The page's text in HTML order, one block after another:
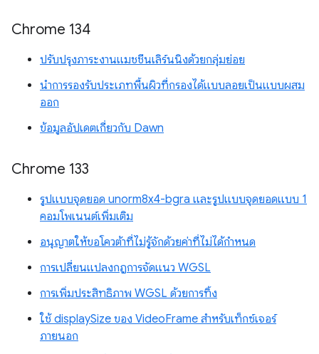
Chrome 134
ปรับปรุงภาระงานแมชชีนเลิร์นนิงด้วยกลุ่มย่อย
นำการรองรับประเภทพื้นผิวที่กรองได้แบบลอยเป็นแบบผสม
ออก
ข้อมูลอัปเดตเกี่ยวกับ Dawn
Chrome 133
รูปแบบจุดยอด unorm8x4-bgra และรูปแบบจุดยอดแบบ 1
คอมโพเนนต์เพิ่มเติม
อนุญาตให้ขอโควต้าที่ไม่รู้จักด้วยค่าที่ไม่ได้กำหนด
การเปลี่ยนแปลงกฎการจัดแนว WGSL
การเพิ่มประสิทธิภาพ WGSL ด้วยการทิ้ง
ใช้ displaySize ของ VideoFrame สำหรับเท็กซ์เจอร์
ภายนอก